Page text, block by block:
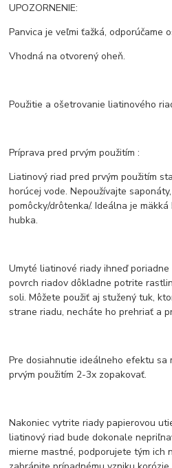
UPOZORNENIE:
Panvica je veľmi ťažká, odporúčame
Vhodná na otvorený oheň.
Použitie a ošetrovanie liatinového
Príprava pred prvým použitím :
Liatinový riad pred prvým použitím
horúcej vode. Nepoužívajte
pomôcky/drôtenka/. Ideálna je
hubka.
Umyté liatinové riady ihneď
povrch riadov dôkladne potrite
soli. Môžete použiť aj stužený tuk,
strane riadu, necháte ho prehriať a
Pre dosiahnutie ideálneho efektu sa
prvým použitím 2-3x zopakovať.
Nakoniec vytrite riady papierovou
liatinový riad bude dokonale
mierne mastné, podporujete tým ich